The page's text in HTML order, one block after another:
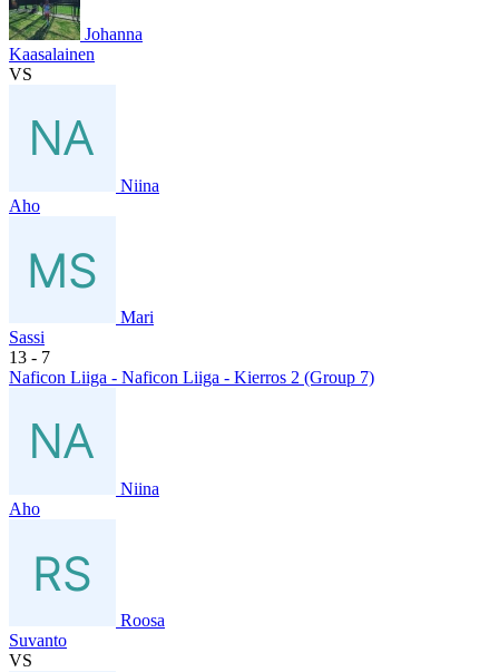
Johanna
Kaasalainen
VS
Niina
Aho
Mari
Sassi
13 - 7
Naficon Liiga - Naficon Liiga - Kierros 2 (Group 7)
Niina
Aho
Roosa
Suvanto
VS